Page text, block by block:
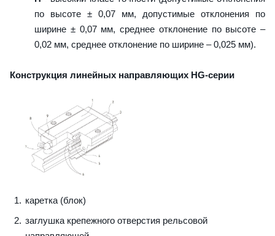
по высоте ± 0,07 мм, допустимые отклонения по
ширине ± 0,07 мм, среднее отклонение по высоте –
0,02 мм, среднее отклонение по ширине – 0,025 мм).
Конструкция линейных направляющих HG-серии
каретка (блок)
заглушка крепежного отверстия рельсовой